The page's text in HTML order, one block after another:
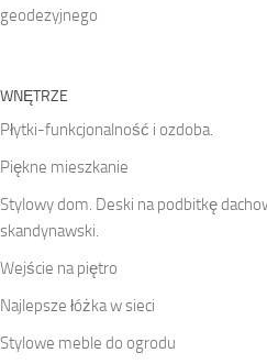
geodezyjnego
WNĘTRZE
Płytki-funkcjonalność i ozdoba.
Piękne mieszkanie
Stylowy dom. Deski na podbitkę
skandynawski.
Wejście na piętro
Najlepsze łóżka w sieci
Stylowe meble do ogrodu